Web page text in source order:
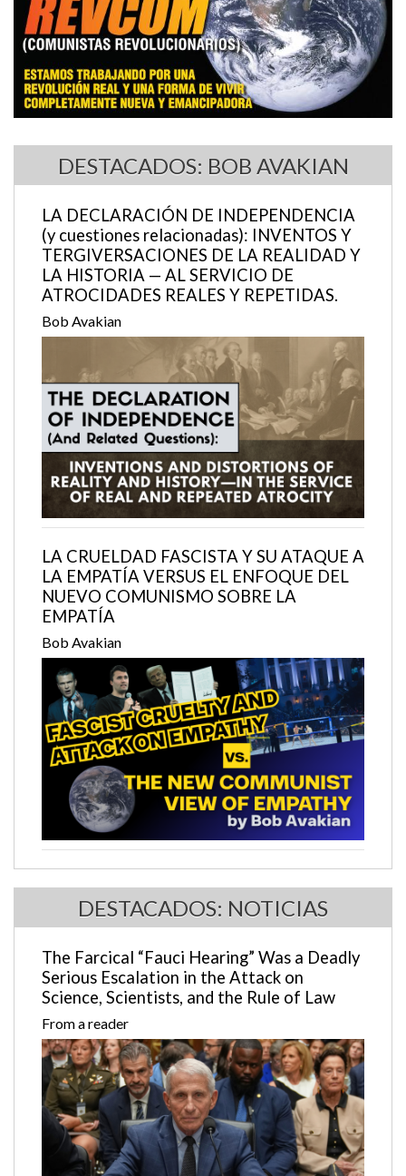
DESTACADOS: BOB AVAKIAN
LA DECLARACIÓN DE INDEPENDENCIA
(y cuestiones relacionadas): INVENTOS Y
TERGIVERSACIONES DE LA REALIDAD Y
LA HISTORIA — AL SERVICIO DE
ATROCIDADES REALES Y REPETIDAS.
Bob Avakian
LA CRUELDAD FASCISTA Y SU ATAQUE A
LA EMPATÍA VERSUS EL ENFOQUE DEL
NUEVO COMUNISMO SOBRE LA
EMPATÍA
Bob Avakian
DESTACADOS: NOTICIAS
The Farcical “Fauci Hearing” Was a Deadly
Serious Escalation in the Attack on
Science, Scientists, and the Rule of Law
From a reader